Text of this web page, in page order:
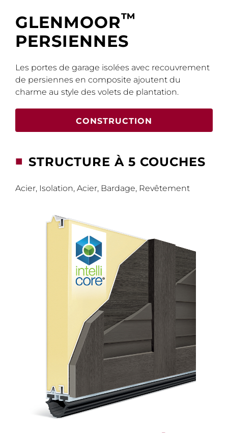
GLENMOOR™
PERSIENNES
Les portes de garage isolées avec recouvrement
de persiennes en composite ajoutent du
charme au style des volets de plantation.
CONSTRUCTION
■ STRUCTURE À 5 COUCHES
Acier, Isolation, Acier, Bardage, Revêtement